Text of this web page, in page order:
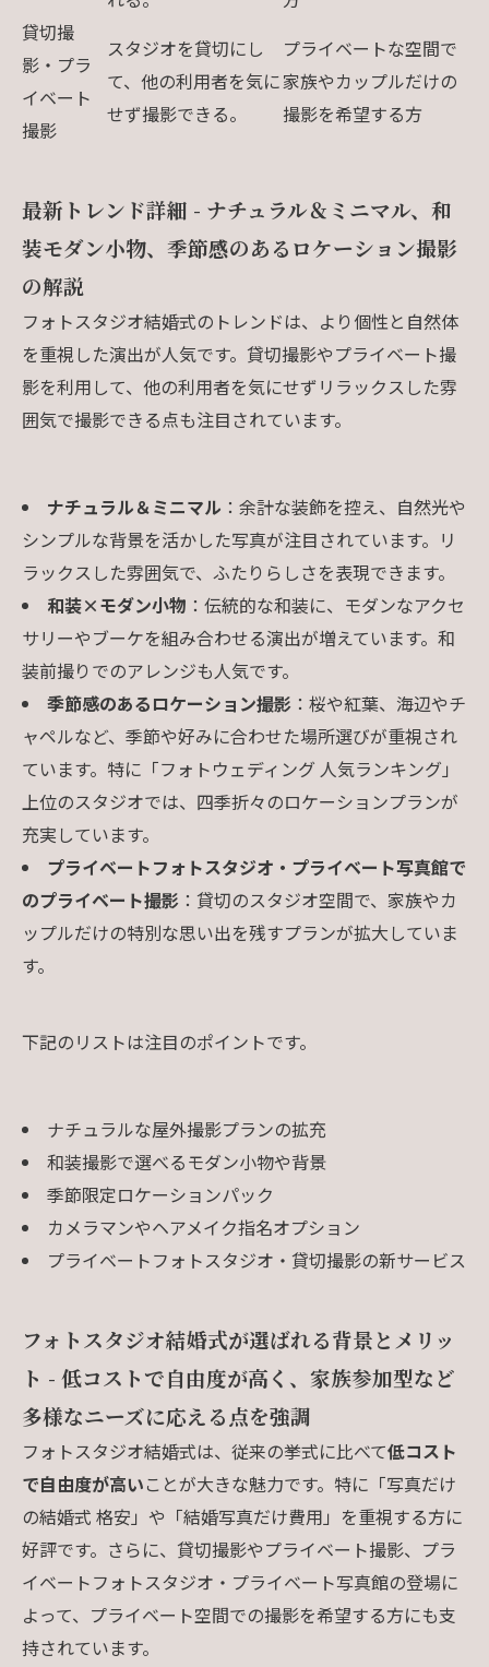
貸切撮
影・プラ
イベート
撮影
スタジオを貸切にし
て、他の利用者を気に
せず撮影できる。
プライベートな空間で
家族やカップルだけの
撮影を希望する方
最新トレンド詳細 - ナチュラル＆ミニマル、和
装モダン小物、季節感のあるロケーション撮影
の解説
フォトスタジオ結婚式のトレンドは、より個性と自然体
を重視した演出が人気です。貸切撮影やプライベート撮
影を利用して、他の利用者を気にせずリラックスした雰
囲気で撮影できる点も注目されています。
ナチュラル＆ミニマル ：余計な装飾を控え、自然光や
シンプルな背景を活かした写真が注目されています。リ
ラックスした雰囲気で、ふたりらしさを表現できます。
和装×モダン小物 ：伝統的な和装に、モダンなアクセ
サリーやブーケを組み合わせる演出が増えています。和
装前撮りでのアレンジも人気です。
季節感のあるロケーション撮影：桜や紅葉、海辺やチ
ャペルなど、季節や好みに合わせた場所選びが重視され
ています。特に「フォトウェディング 人気ランキング」
上位のスタジオでは、四季折々のロケーションプランが
充実しています。
プライベートフォトスタジオ・プライベート写真館で
のプライベート撮影 ：貸切のスタジオ空間で、家族やカ
ップルだけの特別な思い出を残すプランが拡大していま
す。
下記のリストは注目のポイントです。
ナチュラルな屋外撮影プランの拡充
和装撮影で選べるモダン小物や背景
季節限定ロケーションパック
カメラマンやヘアメイク指名オプション
プライベートフォトスタジオ・貸切撮影の新サービス
フォトスタジオ結婚式が選ばれる背景とメリッ
ト - 低コストで自由度が高く、家族参加型など
多様なニーズに応える点を強調
フォトスタジオ結婚式は、従来の挙式に比べて低コスト
で自由度が高いことが大きな魅力です。特に「写真だけ
の結婚式 格安」や「結婚写真だけ費用」を重視する方に
好評です。さらに、貸切撮影やプライベート撮影、プラ
イベートフォトスタジオ・プライベート写真館の登場に
よって、プライベート空間での撮影を希望する方にも支
持されています。